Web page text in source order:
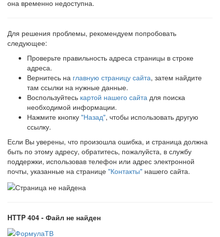
она временно недоступна.
Для решения проблемы, рекомендуем попробовать
следующее:
Проверьте правильность адреса страницы в строке
адреса.
Вернитесь на главную страницу сайта, затем найдите
там ссылки на нужные данные.
Воспользуйтесь картой нашего сайта для поиска
необходимой информации.
Нажмите кнопку "Назад", чтобы использовать другую
ссылку.
Если Вы уверены, что произошла ошибка, и страница должна
быть по этому адресу, обратитесь, пожалуйста, в службу
поддержки, использовав телефон или адрес электронной
почты, указанные на странице "Контакты" нашего сайта.
HTTP 404 - Файл не найден